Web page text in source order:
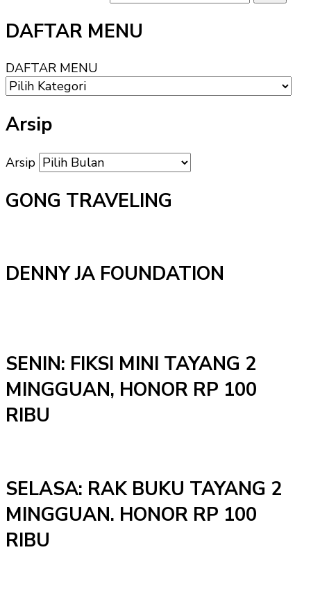
DAFTAR MENU
DAFTAR MENU
Arsip
Arsip
GONG TRAVELING
DENNY JA FOUNDATION
SENIN: FIKSI MINI TAYANG 2
MINGGUAN, HONOR RP 100
RIBU
SELASA: RAK BUKU TAYANG 2
MINGGUAN. HONOR RP 100
RIBU